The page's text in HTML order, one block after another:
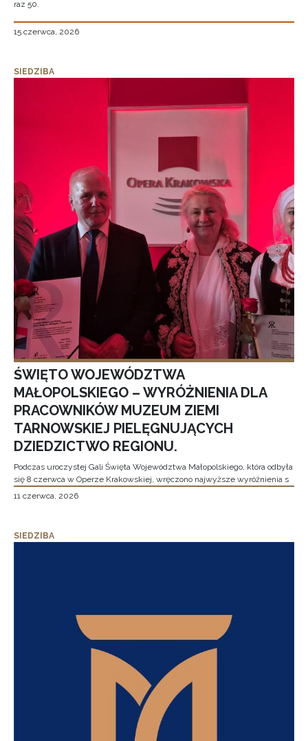
raz 50.
15 czerwca, 2026
SIEDZIBA
ŚWIĘTO WOJEWÓDZTWA
MAŁOPOLSKIEGO – WYRÓŻNIENIA DLA
PRACOWNIKÓW MUZEUM ZIEMI
TARNOWSKIEJ PIELĘGNUJĄCYCH
DZIEDZICTWO REGIONU.
Podczas uroczystej Gali Święta Województwa Małopolskiego, która odbyła
się 8 czerwca w Operze Krakowskiej, wręczono najwyższe wyróżnienia s
11 czerwca, 2026
SIEDZIBA